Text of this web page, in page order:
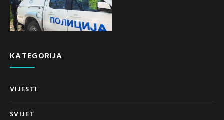
KATEGORIJA
VIJESTI
SVIJET